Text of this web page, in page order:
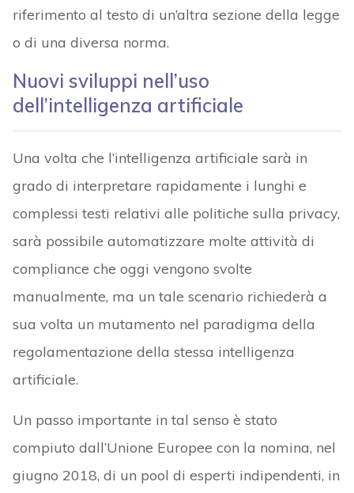
riferimento al testo di un’altra sezione della legge
o di una diversa norma.
Nuovi sviluppi nell’uso
dell’intelligenza artificiale
Una volta che l’intelligenza artificiale sarà in
grado di interpretare rapidamente i lunghi e
complessi testi relativi alle politiche sulla privacy,
sarà possibile automatizzare molte attività di
compliance che oggi vengono svolte
manualmente, ma un tale scenario richiederà a
sua volta un mutamento nel paradigma della
regolamentazione della stessa intelligenza
artificiale.
Un passo importante in tal senso è stato
compiuto dall’Unione Europee con la nomina, nel
giugno 2018, di un pool di esperti indipendenti, in